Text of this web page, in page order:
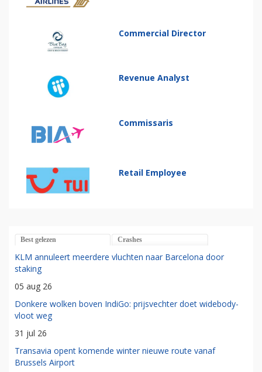
Commercial Director
Revenue Analyst
Commissaris
Retail Employee
Best gelezen Crashes
KLM annuleert meerdere vluchten naar Barcelona door
staking
05 aug 26
Donkere wolken boven IndiGo: prijsvechter doet widebody-
vloot weg
31 jul 26
Transavia opent komende winter nieuwe route vanaf
Brussels Airport